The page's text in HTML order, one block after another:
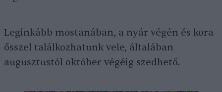
Leginkább mostanában, a nyár végén és kora
ősszel találkozhatunk vele, általában
augusztustól október végéig szedhető.